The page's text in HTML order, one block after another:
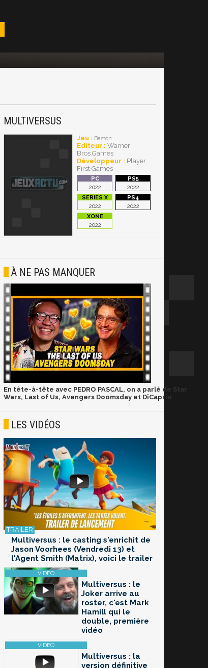
MULTIVERSUS
Jeu : Baston
Editeur : Warner
Bros.Games
Développeur : Player
First Games
2022 2022
2022 2022
2022
À NE PAS MANQUER
En tête-à-tête avec PEDRO PASCAL, on a parlé de Star
Wars, Last of Us, Avengers Doomsday et DiCaprio
LES VIDÉOS
Multiversus : le casting s'enrichit de
Jason Voorhees (Vendredi 13) et
l'Agent Smith (Matrix), voici le trailer
Multiversus : le
Joker arrive au
roster, c'est Mark
Hamill qui le
double, première
vidéo
Multiversus : la
version définitive